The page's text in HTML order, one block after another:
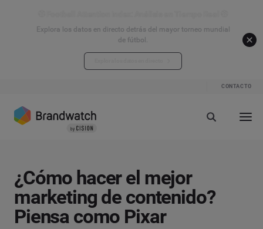
Explora los datos en directo detrás del mayor torneo mundial
de fútbol.
CONTACTO
¿Cómo hacer el mejor
marketing de contenido?
Piensa como Pixar